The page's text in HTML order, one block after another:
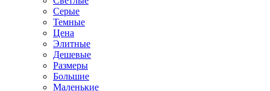
Серые
Темные
Цена
Элитные
Дешевые
Размеры
Большие
Маленькие